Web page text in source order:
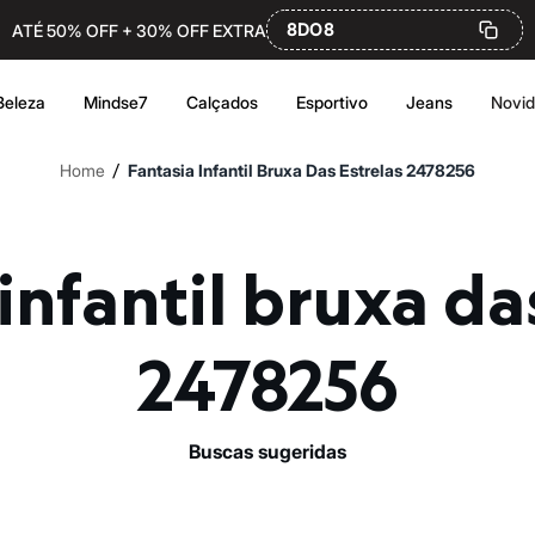
ATÉ 50% OFF + 30% OFF EXTRA 8DO8
Mindse7 Calçados Esportivo Jeans
Home / Fantasia Infantil Bruxa Das Estrelas 2478256
2478256
buscas sugeridas